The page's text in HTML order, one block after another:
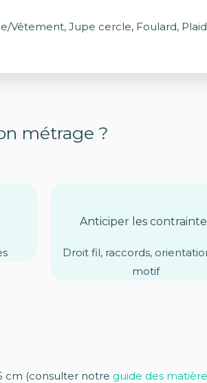
Vêtement, Jupe cercle, Foulard,
métrage ?
Anticiper les
Droit fil, raccords,
motif
cm (consulter notre guide des